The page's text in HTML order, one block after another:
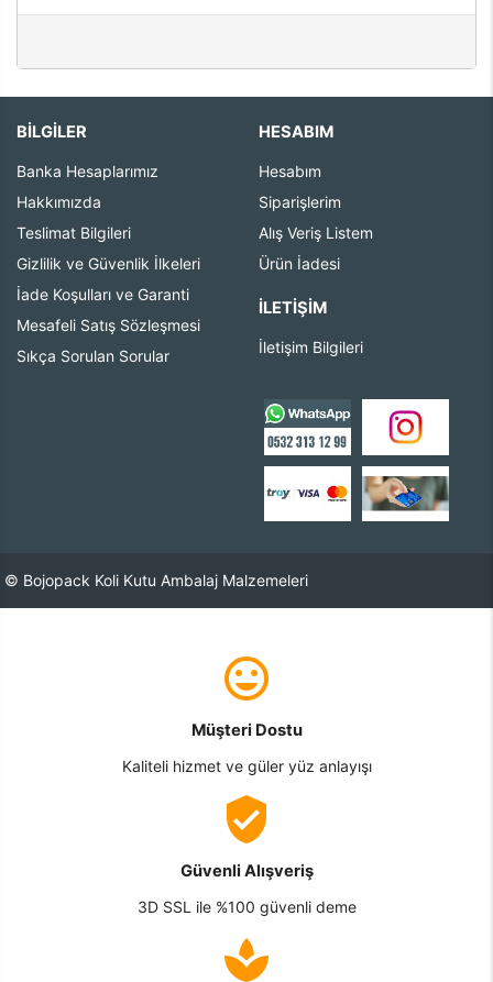
BİLGİLER
Banka Hesaplarımız
Hakkımızda
Teslimat Bilgileri
Gizlilik ve Güvenlik İlkeleri
İade Koşulları ve Garanti
Mesafeli Satış Sözleşmesi
Sıkça Sorulan Sorular
HESABIM
Hesabım
Siparişlerim
Alış Veriş Listem
Ürün İadesi
İLETIŞIM
İletişim Bilgileri
© Bojopack Koli Kutu Ambalaj Malzemeleri
Müşteri Dostu
Kaliteli hizmet ve güler yüz anlayışı
Güvenli Alışveriş
3D SSL ile %100 güvenli deme